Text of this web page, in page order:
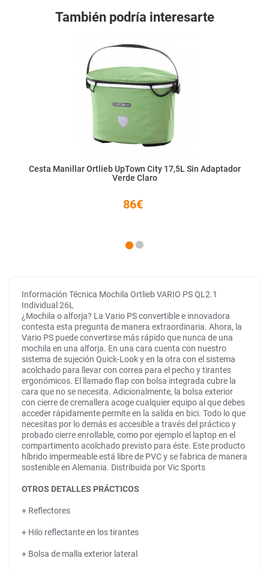
También podría interesarte
Cesta Manillar Ortlieb UpTown City 17,5L Sin Adaptador
Verde Claro
86€
Información Técnica Mochila Ortlieb VARIO PS QL2.1
Individual 26L
¿Mochila o alforja? La Vario PS convertible e innovadora
contesta esta pregunta de manera extraordinaria. Ahora, la
Vario PS puede convertirse más rápido que nunca de una
mochila en una alforja. En una cara cuenta con nuestro
sistema de sujeción Quick-Look y en la otra con el sistema
acolchado para llevar con correa para el pecho y tirantes
ergonómicos. El llamado flap con bolsa integrada cubre la
cara que no se necesita. Adicionalmente, la bolsa exterior
con cierre de cremallera acoge cualquier equipo al que debes
acceder rápidamente permite en la salida en bici. Todo lo que
necesitas por lo demás es accesible a través del práctico y
probado cierre enrollable, como por ejemplo el laptop en el
compartimento acolchado previsto para éste. Este producto
híbrido impermeable está libre de PVC y se fabrica de manera
sostenible en Alemania. Distribuida por Vic Sports
OTROS DETALLES PRÁCTICOS
+ Reflectores
+ Hilo reflectante en los tirantes
+ Bolsa de malla exterior lateral